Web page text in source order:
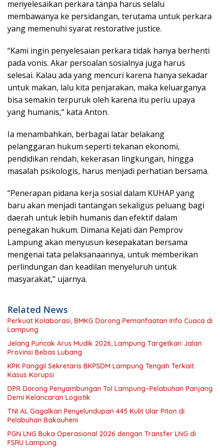
menyelesaikan perkara tanpa harus selalu
membawanya ke persidangan, terutama untuk perkara
yang memenuhi syarat restorative justice.
“Kami ingin penyelesaian perkara tidak hanya berhenti
pada vonis. Akar persoalan sosialnya juga harus
selesai. Kalau ada yang mencuri karena hanya sekadar
untuk makan, lalu kita penjarakan, maka keluarganya
bisa semakin terpuruk oleh karena itu perlu upaya
yang humanis,” kata Anton.
Ia menambahkan, berbagai latar belakang
pelanggaran hukum seperti tekanan ekonomi,
pendidikan rendah, kekerasan lingkungan, hingga
masalah psikologis, harus menjadi perhatian bersama.
“Penerapan pidana kerja sosial dalam KUHAP yang
baru akan menjadi tantangan sekaligus peluang bagi
daerah untuk lebih humanis dan efektif dalam
penegakan hukum. Dimana Kejati dan Pemprov
Lampung akan menyusun kesepakatan bersama
mengenai tata pelaksanaannya, untuk memberikan
perlindungan dan keadilan menyeluruh untuk
masyarakat,” ujarnya.
Related News
Perkuat Kolaborasi, BMKG Dorong Pemanfaatan Info Cuaca di
Lampung
Jelang Puncak Arus Mudik 2026, Lampung Targetkan Jalan
Provinsi Bebas Lubang
KPK Panggil Sekretaris BKPSDM Lampung Tengah Terkait
Kasus Korupsi
DPR Dorong Penyambungan Tol Lampung–Pelabuhan Panjang
Demi Kelancaran Logistik
TNI AL Gagalkan Penyelundupan 445 Kulit Ular Piton di
Pelabuhan Bakauheni
PGN LNG Buka Operasional 2026 dengan Transfer LNG di
FSRU Lampung